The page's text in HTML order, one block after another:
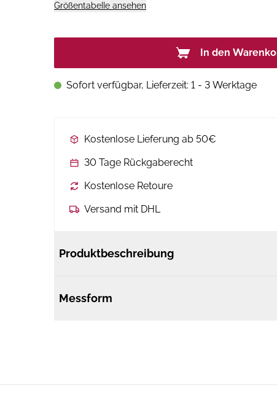
Größentabelle ansehen
In den
Sofort verfügbar, Lieferzeit: 1 - 3 Werktage
Kostenlose Lieferung ab 50€
30 Tage Rückgaberecht
Kostenlose Retoure
Versand mit DHL
Produktbeschreibung
Messform